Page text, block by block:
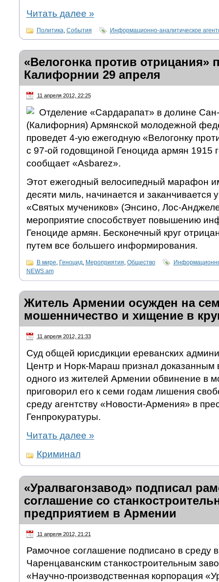
Читать далее »
Политика, События Информационно-аналитическое
«Велогонка против отрицания»
Калифорнии 29 апреля
11 апреля 2012, 22:25
Отделение «Сардарапат» в долине
(Калифорния) Армянской молодежной
проведет 4-ую ежегодную «Велогонку
с 97-ой годовщиной Геноцида армян 1915
сообщает «Asbarez».
Этот ежегодный велосипедный марафон
десяти миль, начинается и заканчивается
«Святых мучеников» (Энсино, Лос-
мероприятие способствует повышению
Геноциде армян. Бесконечный круг
путем все большего информирования.
В мире, Геноцид, Мероприятия, Общество
NEWS.am
Житель Армении осужден на
мошенничество и хищение в
11 апреля 2012, 21:33
Суд общей юрисдикции ереванских
Центр и Норк-Мараш признал доказанным
одного из жителей Армении обвинение в
приговорил его к семи годам лишения
среду агентству «Новости-Армения» в
Генпрокуратуры.
Читать далее »
Криминал
«Уралвагонзавод» подписал
соглашение со
предприятием в Армении
11 апреля 2012, 21:21
Рамочное соглашение подписано в среду
Чаренцаванским станкостроительным
«Научно-производственная корпорация